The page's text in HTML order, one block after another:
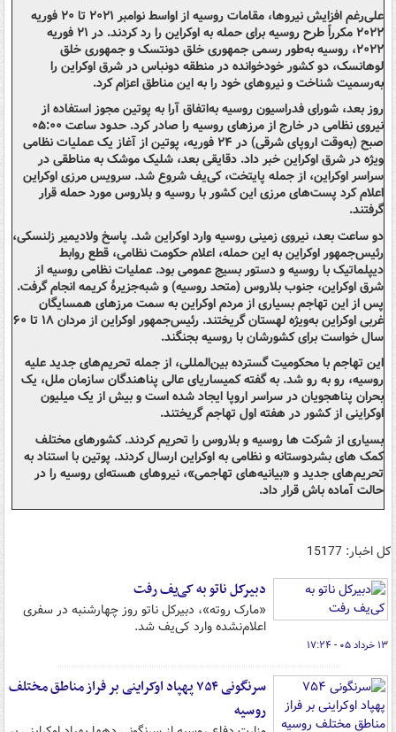
علی‌رغم افزایش نیروها، مقامات روسیه از اواسط نوامبر ۲۰۲۱ تا ۲۰ فوریه
۲۰۲۲ مکرراً طرح روسیه برای حمله به اوکراین را رد کردند. در ۲۱ فوریه
۲۰۲۲، روسیه به‌طور رسمی جمهوری خلق دونتسک و جمهوری خلق
لوهانسک، دو کشور خودخوانده در منطقه دونباس در شرق اوکراین را
به‌رسمیت شناخت و نیروهای خود را به این مناطق اعزام کرد.
روز بعد، شورای فدراسیون روسیه به‌اتفاق آرا به پوتین مجوز استفاده از
نیروی نظامی در خارج از مرزهای روسیه را صادر کرد. حدود ساعت ۰۵:۰۰
صبح (به‌وقت اروپای شرقی) در ۲۴ فوریه، پوتین از آغاز یک عملیات نظامی
ویژه در شرق اوکراین خبر داد. دقایقی بعد، شلیک موشک به مناطقی در
سراسر اوکراین، از جمله پایتخت، کی‌یف شروع شد. سرویس مرزی اوکراین
اعلام کرد پست‌های مرزی این کشور با روسیه و بلاروس مورد حمله قرار
گرفتند.
دو ساعت بعد، نیروی زمینی روسیه وارد اوکراین شد. پاسخ ولادیمیر زلنسکی،
رئیس‌جمهور اوکراین به این حمله، اعلام حکومت نظامی، قطع روابط
دیپلماتیک با روسیه و دستور بسیج عمومی بود. عملیات نظامی روسیه از
شرق اوکراین، جنوب بلاروس (متحد روسیه) و شبه‌جزیرهٔ کریمه انجام گرفت.
پس از این تهاجم بسیاری از مردم اوکراین به سمت مرزهای همسایگان
غربی اوکراین به‌ویژه لهستان گریختند. رئیس‌جمهور اوکراین از مردان ۱۸ تا ۶۰
سال خواست برای کشورشان با روسیه بجنگند.
این تهاجم با محکومیت گسترده بین‌المللی، از جمله تحریم‌های جدید علیه
روسیه، رو به رو شد. به گفته کمیساریای عالی پناهندگان سازمان ملل، یک
بحران پناهجویان در سراسر اروپا ایجاد شده است و بیش از یک میلیون
اوکراینی از کشور در هفته اول تهاجم گریختند.
بسیاری از شرکت ها روسیه و بلاروس را تحریم کردند. کشورهای مختلف
کمک های بشردوستانه و نظامی به اوکراین ارسال کردند. پوتین با استناد به
تحریم‌های جدید و «بیانیه‌های تهاجمی»، نیروهای هسته‌ای روسیه را در
حالت آماده باش قرار داد.
کل اخبار: 15177
دبیرکل ناتو به کی‌یف رفت
«مارک روته»، دبیرکل ناتو روز چهارشنبه در سفری
اعلام‌نشده وارد کی‌یف شد.
۱۳ خرداد ۰۵ - ۱۷:۲۴
سرنگونی ۷۵۴ پهپاد اوکراینی بر فراز مناطق مختلف
روسیه